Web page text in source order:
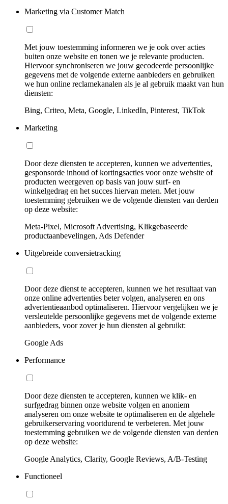
Marketing via Customer Match
Met jouw toestemming informeren we je ook over acties
buiten onze website en tonen we je relevante producten.
Hiervoor synchroniseren we jouw gecodeerde persoonlijke
gegevens met de volgende externe aanbieders en gebruiken
we hun online reclamekanalen als je al gebruik maakt van hun
diensten:
Bing, Criteo, Meta, Google, LinkedIn, Pinterest, TikTok
Marketing
Door deze diensten te accepteren, kunnen we advertenties,
gesponsorde inhoud of kortingsacties voor onze website of
producten weergeven op basis van jouw surf- en
winkelgedrag en het succes hiervan meten. Met jouw
toestemming gebruiken we de volgende diensten van derden
op deze website:
Meta-Pixel, Microsoft Advertising, Klikgebaseerde
productaanbevelingen, Ads Defender
Uitgebreide conversietracking
Door deze dienst te accepteren, kunnen we het resultaat van
onze online advertenties beter volgen, analyseren en ons
advertentieaanbod optimaliseren. Hiervoor vergelijken we je
versleutelde persoonlijke gegevens met de volgende externe
aanbieders, voor zover je hun diensten al gebruikt:
Google Ads
Performance
Door deze diensten te accepteren, kunnen we klik- en
surfgedrag binnen onze website volgen en anoniem
analyseren om onze website te optimaliseren en de algehele
gebruikerservaring voortdurend te verbeteren. Met jouw
toestemming gebruiken we de volgende diensten van derden
op deze website:
Google Analytics, Clarity, Google Reviews, A/B-Testing
Functioneel